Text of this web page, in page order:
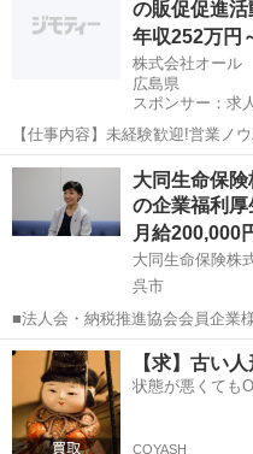
問や知人・友人への保険勧誘は一
の販促促進
年収252万円
株式会社オール
広島県
スポンサー：求
【仕事内容】未経験歓迎!営業ノ
につけたい方募集!経験は問いま
業をやってみたい、誰かの役に
です。 仕事内容: 「営業未経験で
正社員 / 契約社員
大同生命保
の企業福利
月給200,000
大同生命保険
呉市
■法人会・納税推進協会会員企業
きなどをお任せします。 家庭訪
と出向き、当社のお薦めするプ
問や知人・友人への保険勧誘は一
広島 呉市 代理店営業
【求】古い
状態が悪くても
COYASH